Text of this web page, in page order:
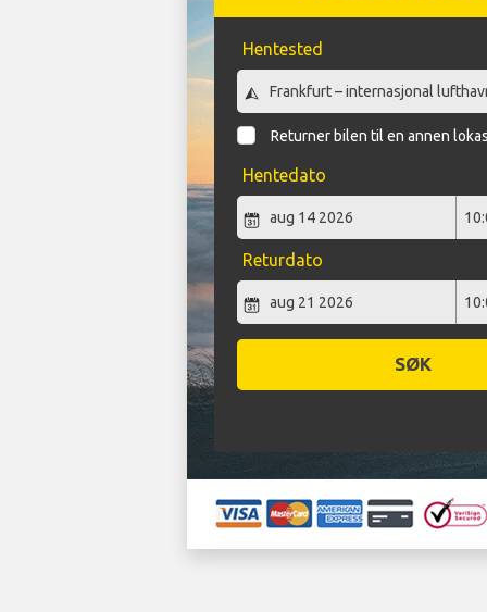
Hentested
Returner bilen til en annen
Hentedato
Returdato
SØK